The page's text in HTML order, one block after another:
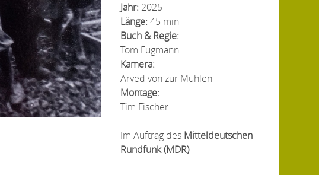
Jahr: 2025
Länge: 45 min
Buch & Regie:
Tom Fugmann
Kamera:
Arved von zur Mühlen
Montage:
Tim Fischer
Im Auftrag des Mitteldeutschen
Rundfunk (MDR)